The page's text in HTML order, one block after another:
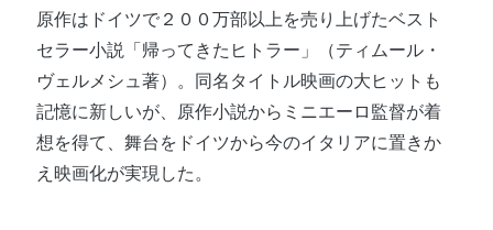
原作はドイツで２００万部以上を売り上げたベスト
セラー小説「帰ってきたヒトラー」（ティムール・
ヴェルメシュ著）。同名タイトル映画の大ヒットも
記憶に新しいが、原作小説からミニエーロ監督が着
想を得て、舞台をドイツから今のイタリアに置きか
え映画化が実現した。